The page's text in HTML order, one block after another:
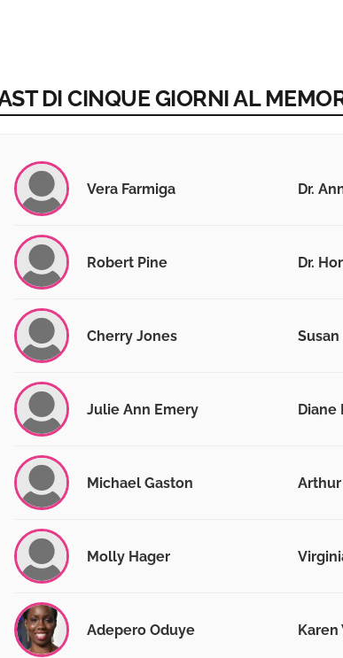
DI CINQUE GIORNI AL
Vera Farmiga Dr.
Robert Pine Dr.
Cherry Jones
Julie Ann Emery Diane
Michael Gaston
Molly Hager
Adepero Oduye Karen